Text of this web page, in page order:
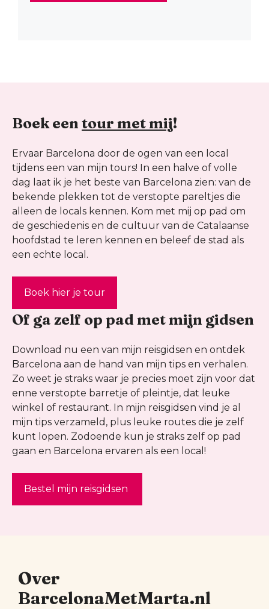
Boek een tour met mij!
Ervaar Barcelona door de ogen van een local
tijdens een van mijn tours! In een halve of volle
dag laat ik je het beste van Barcelona zien: van de
bekende plekken tot de verstopte pareltjes die
alleen de locals kennen. Kom met mij op pad om
de geschiedenis en de cultuur van de Catalaanse
hoofdstad te leren kennen en beleef de stad als
een echte local.
Boek hier je tour
Of ga zelf op pad met mijn gidsen
Download nu een van mijn reisgidsen en ontdek
Barcelona aan de hand van mijn tips en verhalen.
Zo weet je straks waar je precies moet zijn voor dat
enne verstopte barretje of pleintje, dat leuke
winkel of restaurant. In mijn reisgidsen vind je al
mijn tips verzameld, plus leuke routes die je zelf
kunt lopen. Zodoende kun je straks zelf op pad
gaan en Barcelona ervaren als een local!
Bestel mijn reisgidsen
Over
BarcelonaMetMarta.nl